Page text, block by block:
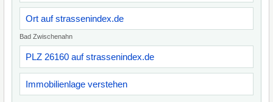
Ort auf strassenindex.de
Bad Zwischenahn
PLZ 26160 auf strassenindex.de
Immobilienlage verstehen